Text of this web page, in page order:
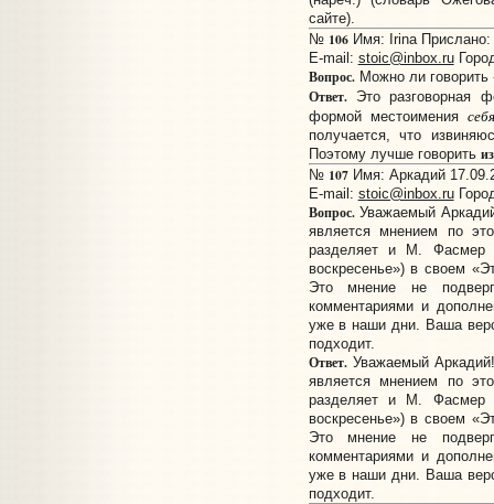
сайте).
№ 106Имя: Irina Прислано:
E-mail: stoic@inbox.ru
Вопрос.Можно ли говорить
Ответ.Это разговорная
формой местоимения
получается, что
Поэтому лучше говорить
№ 107Имя: Аркадий
E-mail: stoic@inbox.ru
Вопрос.Уважаемый
является мнением по
разделяет и М. Фасмер
воскресенье») в своем
Это мнение не
комментариями и
уже в наши дни. Ваша
подходит.
Ответ.Уважаемый
является мнением по
разделяет и М. Фасмер
воскресенье») в своем
Это мнение не
комментариями и
уже в наши дни. Ваша
подходит.